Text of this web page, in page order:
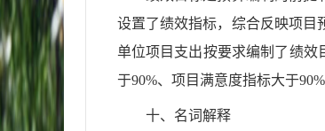
设置了绩效指标，综合反映项目
单位项目支出按要求编制了绩效
于90%、项目满意度指标大于90%
十、名词解释